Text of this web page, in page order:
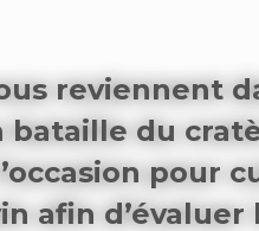
reviennent
bataille du
pour
afin d’évaluer